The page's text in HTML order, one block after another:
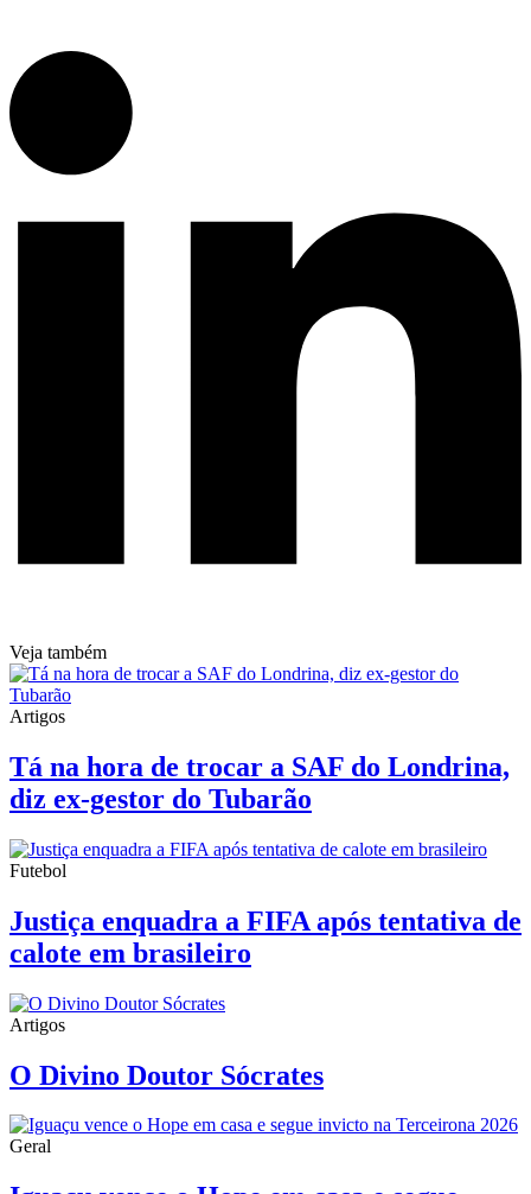
Veja também
Artigos
Tá na hora de trocar a SAF do Londrina,
diz ex-gestor do Tubarão
Futebol
Justiça enquadra a FIFA após tentativa de
calote em brasileiro
Artigos
O Divino Doutor Sócrates
Geral